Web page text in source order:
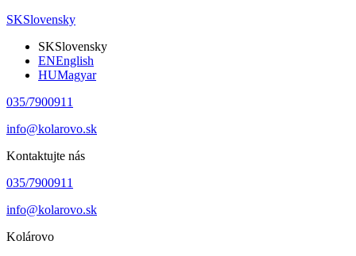
SKSlovensky
SKSlovensky
ENEnglish
HUMagyar
035/7900911
info@kolarovo.sk
Kontaktujte nás
035/7900911
info@kolarovo.sk
Kolárovo